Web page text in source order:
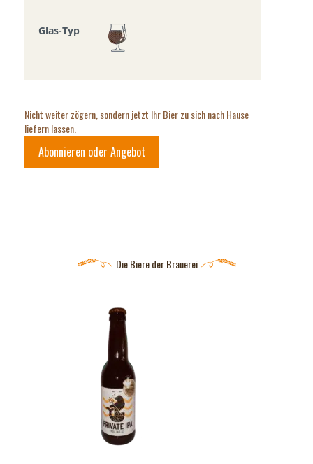
Glas-Typ
Nicht weiter zögern, sondern jetzt Ihr Bier zu sich nach Hause
liefern lassen.
Abonnieren oder Angebot
Die Biere der Brauerei